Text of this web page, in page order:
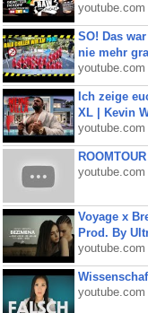
youtube.com
SO! Das
nie mehr
youtube.com
Ich zeige
XL | Kevin
youtube.com
youtube.com
Voyage x
Prod. By
youtube.com
youtube.com